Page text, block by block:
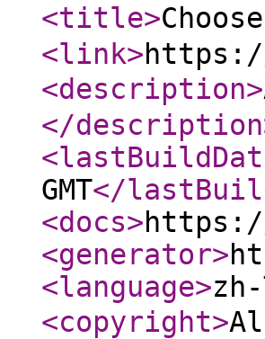
<title>
<link>
<description>
</description
GMT</
<docs>
<generator>
<language>zh-
<copyright>